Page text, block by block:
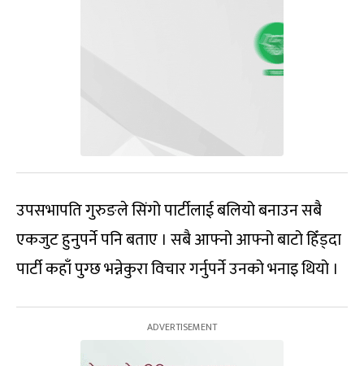
उपसभापति गुरुङले सिंगो पार्टीलाई बलियो बनाउन सबै
एकजुट हुनुपर्ने पनि बताए । सबै आफ्नो आफ्नो बाटो हिँड्दा
पार्टी कहाँ पुग्छ भन्नेकुरा विचार गर्नुपर्ने उनको भनाइ थियो ।